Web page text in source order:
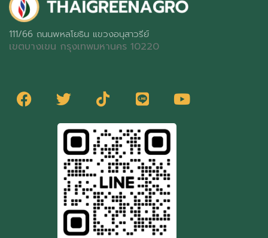
111/66 ถนนพหลโยธิน แขวงอนุสาวรีย์
เขตบางเขน กรุงเทพมหานคร 10220